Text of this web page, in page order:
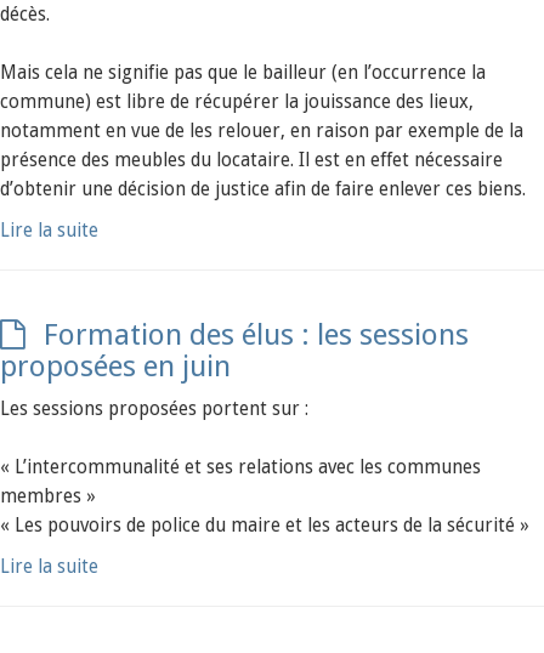
décès.
Mais cela ne signifie pas que le bailleur (en l’occurrence la
commune) est libre de récupérer la jouissance des lieux,
notamment en vue de les relouer, en raison par exemple de la
présence des meubles du locataire. Il est en effet nécessaire
d’obtenir une décision de justice afin de faire enlever ces biens.
Lire la suite
Formation des élus : les sessions
proposées en juin
Les sessions proposées portent sur :
« L’intercommunalité et ses relations avec les communes
membres »
« Les pouvoirs de police du maire et les acteurs de la sécurité »
Lire la suite